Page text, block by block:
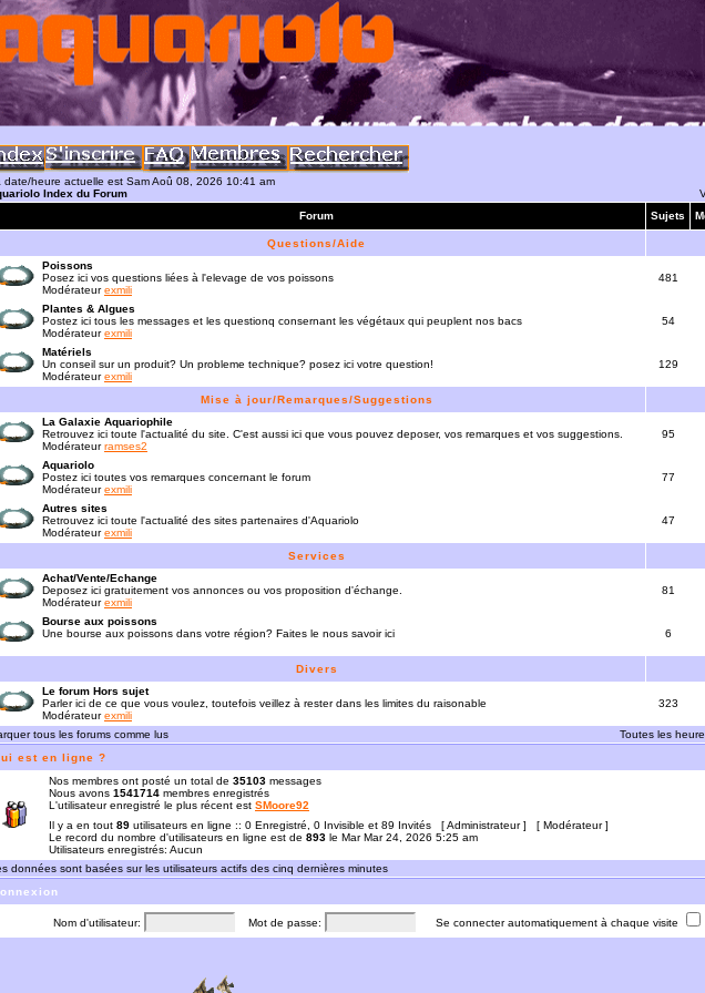
date/heure actuelle est Sam Aoû 08, 2026 10:41 am
Index du Forum
Forum
Sujets
Questions/Aide
Poissons
Posez ici vos questions liées à l'elevage de vos poissons
Modérateurexmili
481
Plantes & Algues
Postez ici tous les messages et les questionq consernant les végétaux qui peuplent nos bacs
Modérateurexmili
54
Matériels
Un conseil sur un produit? Un probleme technique? posez ici votre question!
Modérateurexmili
129
Mise à jour/Remarques/Suggestions
La Galaxie Aquariophile
Retrouvez ici toute l'actualité du site. C'est aussi ici que vous pouvez deposer, vos remarques et vos suggestions.
Modérateurramses2
95
Aquariolo
Postez ici toutes vos remarques concernant le forum
Modérateurexmili
77
Autres sites
Retrouvez ici toute l'actualité des sites partenaires d'Aquariolo
Modérateurexmili
47
Services
Achat/Vente/Echange
Deposez ici gratuitement vos annonces ou vos proposition d'échange.
Modérateurexmili
81
Bourse aux poissons
Une bourse aux poissons dans votre région? Faites le nous savoir ici
6
Divers
Le forum Hors sujet
Parler ici de ce que vous voulez, toutefois veillez à rester dans les limites du raisonable
Modérateurexmili
323
tous les forums comme lus
Toutes les
est en ligne ?
Nos membres ont posté un total de 35103 messages
Nous avons 1541714 membres enregistrés
L'utilisateur enregistré le plus récent est SMoore92
Il y a en tout 89 utilisateurs en ligne :: 0 Enregistré, 0 Invisible et 89 Invités [Administrateur] [ Modérateur]
Le record du nombre d'utilisateurs en ligne est de 893 le Mar Mar 24, 2026 5:25 am
Utilisateurs enregistrés: Aucun
données sont basées sur les utilisateurs actifs des cinq dernières minutes
Nom d'utilisateur: Mot de passe: Se connecter automatiquement à chaque visite